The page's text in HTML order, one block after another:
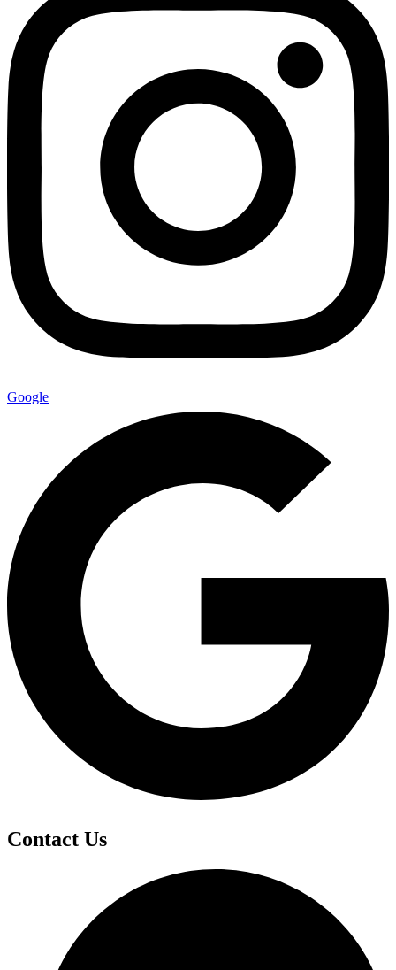
Google
Contact Us